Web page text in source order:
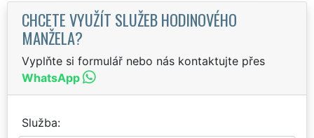
CHCETE VYUŽÍT SLUŽEB HODINOVÉHO
MANŽELA?
Vyplňte si formulář nebo nás kontaktujte přes
WhatsApp
Služba